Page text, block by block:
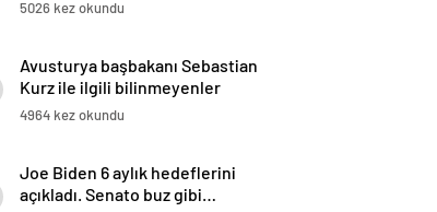
5026 kez okundu
Avusturya başbakanı Sebastian
Kurz ile ilgili bilinmeyenler
4964 kez okundu
Joe Biden 6 aylık hedeflerini
açıkladı. Senato buz gibi…